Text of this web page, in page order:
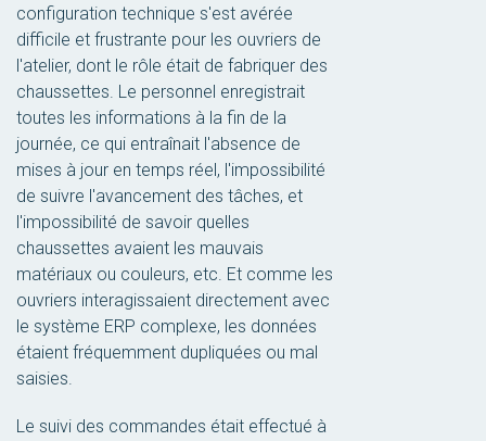
configuration technique s'est avérée
difficile et frustrante pour les ouvriers de
l'atelier, dont le rôle était de fabriquer des
chaussettes. Le personnel enregistrait
toutes les informations à la fin de la
journée, ce qui entraînait l'absence de
mises à jour en temps réel, l'impossibilité
de suivre l'avancement des tâches, et
l'impossibilité de savoir quelles
chaussettes avaient les mauvais
matériaux ou couleurs, etc. Et comme les
ouvriers interagissaient directement avec
le système ERP complexe, les données
étaient fréquemment dupliquées ou mal
saisies.
Le suivi des commandes était effectué à